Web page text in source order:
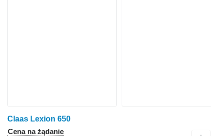
Claas Lexion 650
Cena na żądanie